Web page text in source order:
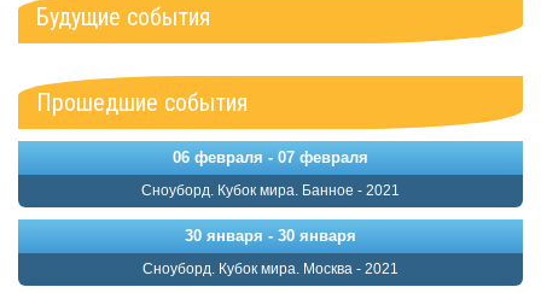
Будущие события
Прошедшие события
06 февраля - 07 февраля
Сноуборд. Кубок мира. Банное - 2021
30 января - 30 января
Сноуборд. Кубок мира. Москва - 2021